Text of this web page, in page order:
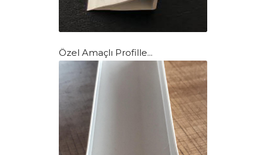
Özel Amaçlı Profille...